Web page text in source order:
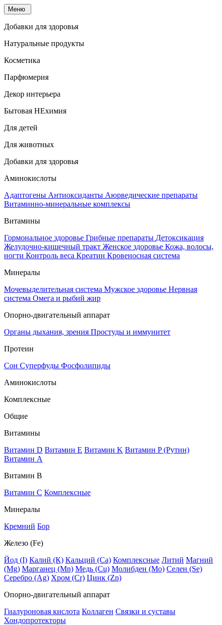
Меню
Добавки для здоровья
Натуральные продукты
Косметика
Парфюмерия
Декор интерьера
Бытовая НЕхимия
Для детей
Для животных
Добавки для здоровья
Аминокислоты
Адаптогены Антиоксиданты Аюрведические препараты
Витаминно-минеральные комплексы
Витамины
Гормональное здоровье Грибные препараты Детоксикация
Желудочно-кишечный тракт Женское здоровье Кожа, волосы,
ногти Контроль веса Креатин Кровеносная система
Минералы
Мочевыделительная система Мужское здоровье Нервная
система Омега и рыбий жир
Опорно-двигательный аппарат
Органы дыхания, зрения Простуды и иммунитет
Протеин
Сон Суперфуды Фосфолипиды
Аминокислоты
Комплексные
Общие
Витамины
Витамин D Витамин E Витамин K Витамин P (Рутин)
Витамин А
Витамин В
Витамин C Комплексные
Минералы
Кремний Бор
Железо (Fe)
Йод (I) Калий (К) Кальций (Са) Комплексные Литий Магний
(Mg) Марганец (Mn) Медь (Сu) Молибден (Мо) Селен (Se)
Серебро (Ag) Хром (Cr) Цинк (Zn)
Опорно-двигательный аппарат
Гиалуроновая кислота Коллаген Связки и суставы
Хондопротекторы